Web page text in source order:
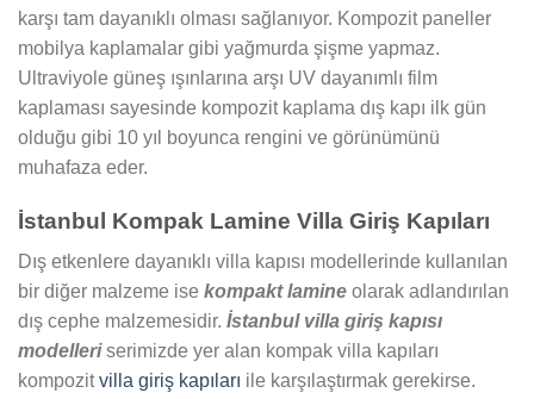
karşı tam dayanıklı olması sağlanıyor. Kompozit paneller
mobilya kaplamalar gibi yağmurda şişme yapmaz.
Ultraviyole güneş ışınlarına arşı UV dayanımlı film
kaplaması sayesinde kompozit kaplama dış kapı ilk gün
olduğu gibi 10 yıl boyunca rengini ve görünümünü
muhafaza eder.
İstanbul Kompak Lamine Villa Giriş Kapıları
Dış etkenlere dayanıklı villa kapısı modellerinde kullanılan
bir diğer malzeme ise kompakt lamine olarak adlandırılan
dış cephe malzemesidir. İstanbul villa giriş kapısı
modelleriserimizde yer alan kompak villa kapıları
kompozitvilla giriş kapıları ile karşılaştırmak gerekirse.